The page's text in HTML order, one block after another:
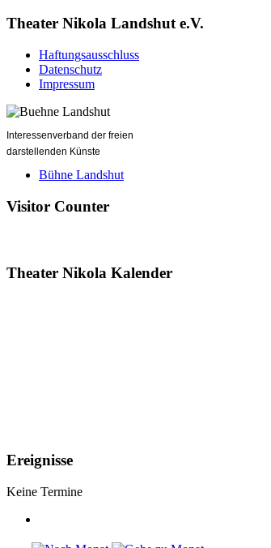
Theater Nikola Landshut e.V.
Haftungsausschluss
Datenschutz
Impressum
Interessenverband der freien
darstellenden Künste
Bühne Landshut
Visitor Counter
Theater Nikola Kalender
Ereignisse
Keine Termine